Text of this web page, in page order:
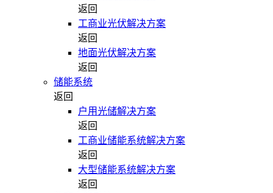
返回
工商业光伏解决方案
返回
地面光伏解决方案
返回
储能系统
返回
户用光储解决方案
返回
工商业储能系统解决方案
返回
大型储能系统解决方案
返回